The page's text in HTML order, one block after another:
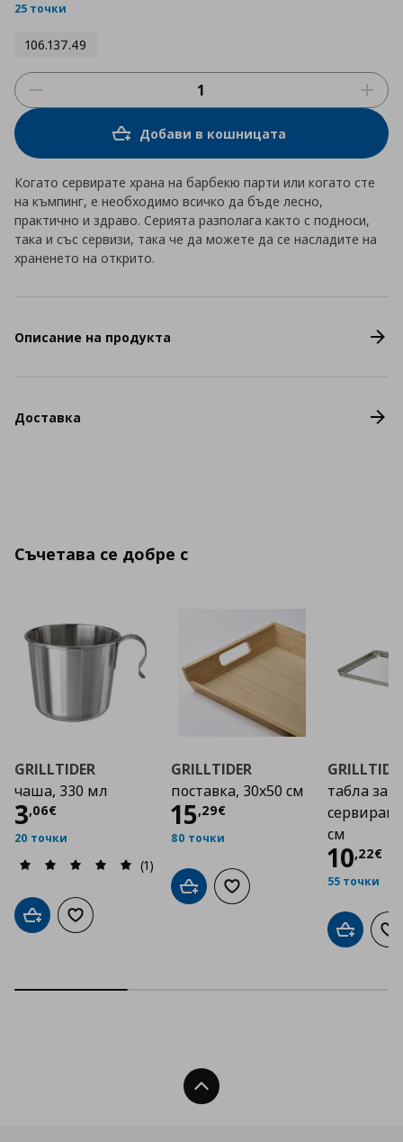
25 точки
106.137.49
Добави в кошницата
Когато сервирате храна на барбекю парти или когато сте
на къмпинг, е необходимо всичко да бъде лесно,
практично и здраво. Серията разполага както с подноси,
така и със сервизи, така че да можете да се насладите на
храненето на открито.
Описание на продукта
Доставка
Съчетава се добре с
GRILLTIDER
чаша, 330 мл
3,06€
Цена
20 точки
(1)
Добави в кошницата
Добави към списъка с любими
GRILLTIDER
поставка, 30x50 см
15,29€
Цена
80 точки
Добави в кошницата
Добави към списъка с
табла за
см
10,22€
Цена
55 точки
Добави
Нагоре